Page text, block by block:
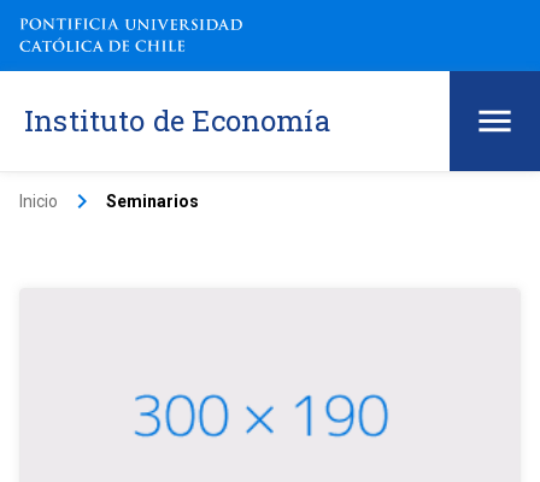
Instituto de Economía
Inicio keyboard_arrow_right Seminarios